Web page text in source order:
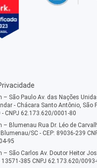
– São Paulo Av. das Nações
- Chácara Santo Antônio, São
- CNPJ 62.173.620/0001-80
– Blumenau Rua Dr. Léo de
SC - CEP: 89036-239
95
– São Carlos Av. Doutor Heitor
13571-385 CNPJ 62.173.620/